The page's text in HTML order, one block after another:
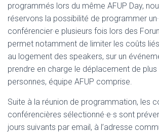
programmés lors du même AFUP Day,
réservons la possibilité de programmer
conférencier·e plusieurs fois lors des
permet notamment de limiter les coûts
au logement des speakers, sur un
prendre en charge le déplacement de plus
personnes, équipe AFUP comprise.
Suite à la réunion de programmation, les
conférencières sélectionné·e·s sont
jours suivants par email, à l’adresse